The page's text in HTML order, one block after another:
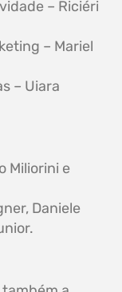
– Riciéri
– Mariel
– Uiara
Miliorini e
Daniele